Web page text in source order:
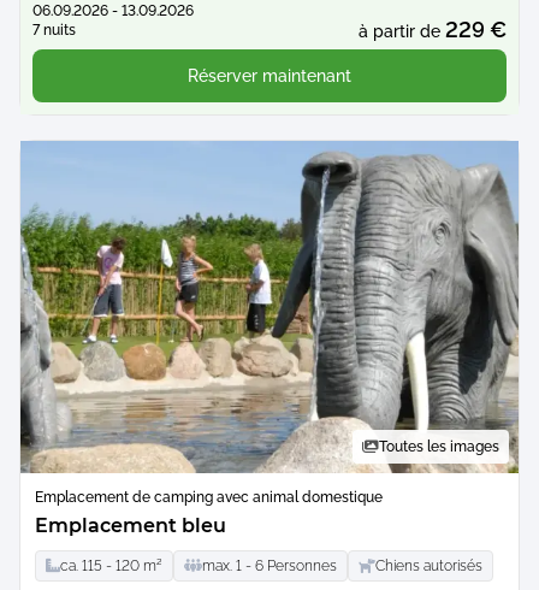
06.09.2026 - 13.09.2026
7 nuits
à partir de 229 €
Réserver maintenant
Toutes les images
Emplacement de camping avec animal domestique
Emplacement bleu
ca. 115 - 120 m² max. 1 - 6 Personnes Chiens autorisés